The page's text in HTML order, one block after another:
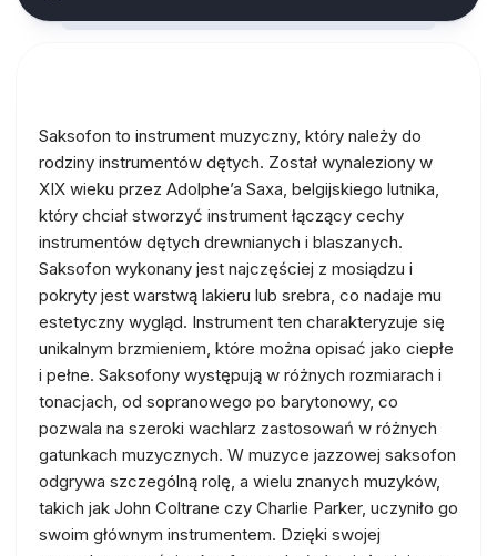
Saksofon to instrument muzyczny, który należy do
rodziny instrumentów dętych. Został wynaleziony w
XIX wieku przez Adolphe’a Saxa, belgijskiego lutnika,
który chciał stworzyć instrument łączący cechy
instrumentów dętych drewnianych i blaszanych.
Saksofon wykonany jest najczęściej z mosiądzu i
pokryty jest warstwą lakieru lub srebra, co nadaje mu
estetyczny wygląd. Instrument ten charakteryzuje się
unikalnym brzmieniem, które można opisać jako ciepłe
i pełne. Saksofony występują w różnych rozmiarach i
tonacjach, od sopranowego po barytonowy, co
pozwala na szeroki wachlarz zastosowań w różnych
gatunkach muzycznych. W muzyce jazzowej saksofon
odgrywa szczególną rolę, a wielu znanych muzyków,
takich jak John Coltrane czy Charlie Parker, uczyniło go
swoim głównym instrumentem. Dzięki swojej